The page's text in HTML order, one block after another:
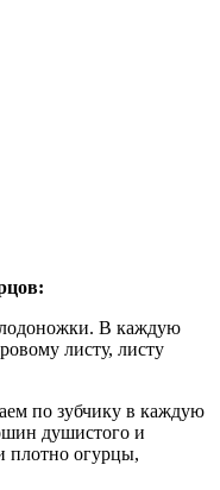
В каждую
листу, листу
по зубчику в каждую
душистого и
плотно огурцы,